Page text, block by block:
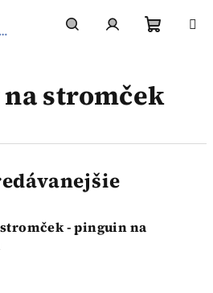
košík
stromček
stromček - pinguin na